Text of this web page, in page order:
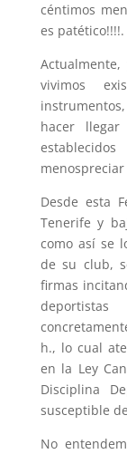
céntimos
es patético!!!!.
vivimos
hacer
Desde esta
Tenerife y
como así se
de su club,
firmas
h., lo cual
en la Ley
Disciplina
susceptible
No